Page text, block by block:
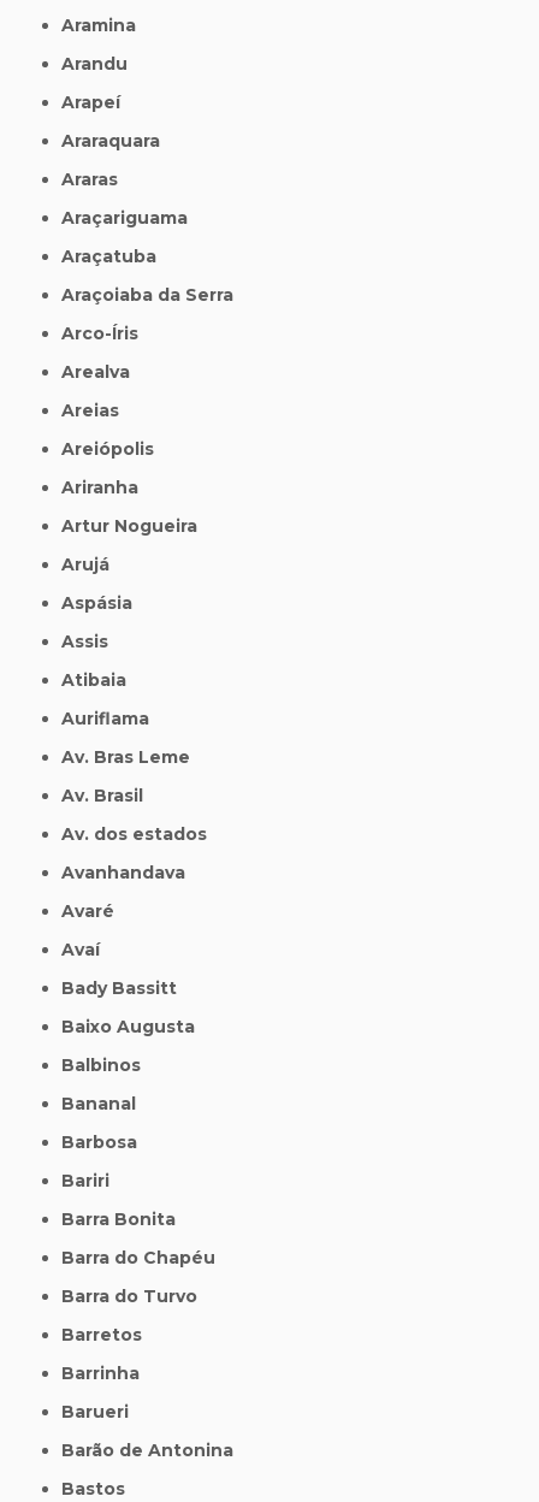
Aramina
Arandu
Arapeí
Araraquara
Araras
Araçariguama
Araçatuba
Araçoiaba da Serra
Arco-Íris
Arealva
Areias
Areiópolis
Ariranha
Artur Nogueira
Arujá
Aspásia
Assis
Atibaia
Auriflama
Av. Bras Leme
Av. Brasil
Av. dos estados
Avanhandava
Avaré
Avaí
Bady Bassitt
Baixo Augusta
Balbinos
Bananal
Barbosa
Bariri
Barra Bonita
Barra do Chapéu
Barra do Turvo
Barretos
Barrinha
Barueri
Barão de Antonina
Bastos